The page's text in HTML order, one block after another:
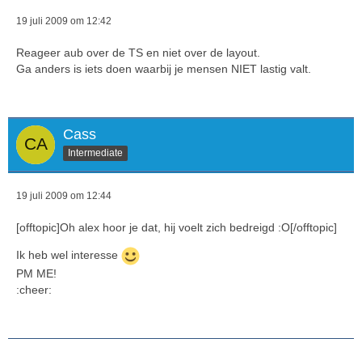
19 juli 2009 om 12:42
Reageer aub over de TS en niet over de layout.
Ga anders is iets doen waarbij je mensen NIET lastig valt.
Cass
Intermediate
19 juli 2009 om 12:44
[offtopic]Oh alex hoor je dat, hij voelt zich bedreigd :O[/offtopic]
Ik heb wel interesse
PM ME!
:cheer: